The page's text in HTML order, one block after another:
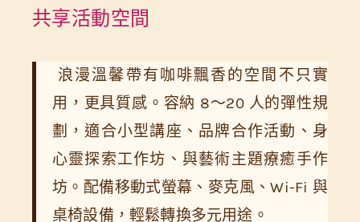
共享活動空間
浪漫溫馨帶有咖啡飄香的空間不只實
用，更具質感。容納 8～20 人的彈性規
劃，適合小型講座、品牌合作活動、身
心靈探索工作坊、與藝術主題療癒手作
坊。配備移動式螢幕、麥克風、Wi-Fi 與
桌椅設備，輕鬆轉換多元用途。